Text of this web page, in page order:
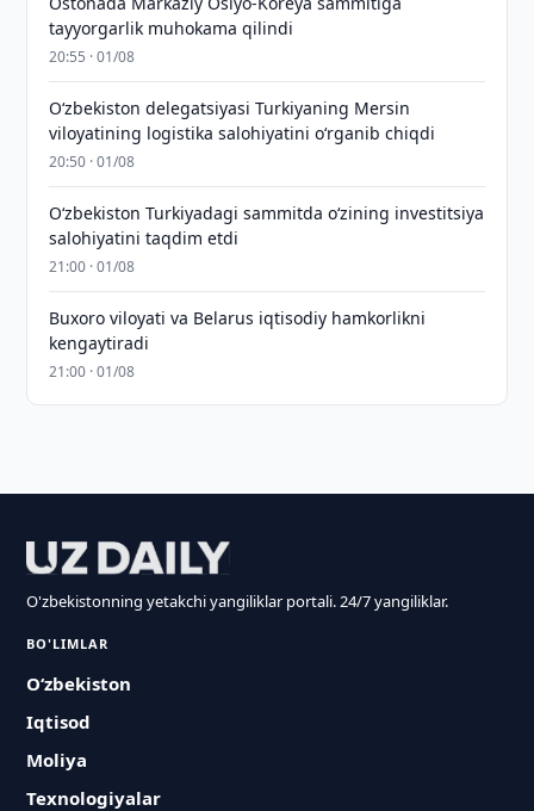
tayyorgarlik muhokama qilindi
20:55 · 01/08
Oʻzbekiston delegatsiyasi Turkiyaning Mersin
viloyatining logistika salohiyatini oʻrganib chiqdi
20:50 · 01/08
Oʻzbekiston Turkiyadagi sammitda oʻzining investitsiya
salohiyatini taqdim etdi
21:00 · 01/08
Buxoro viloyati va Belarus iqtisodiy hamkorlikni
kengaytiradi
21:00 · 01/08
O'zbekistonning yetakchi yangiliklar portali. 24/7 yangiliklar.
BO'LIMLAR
O‘zbekiston
Iqtisod
Moliya
Texnologiyalar